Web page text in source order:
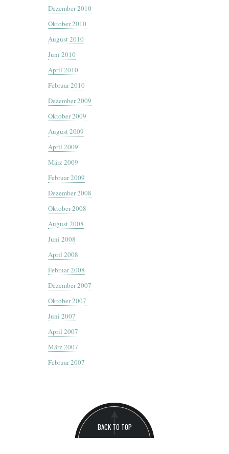
Dezember 2010
Oktober 2010
August 2010
Juni 2010
April 2010
Februar 2010
Dezember 2009
Oktober 2009
August 2009
April 2009
März 2009
Februar 2009
Dezember 2008
Oktober 2008
August 2008
Juni 2008
April 2008
Februar 2008
Dezember 2007
Oktober 2007
Juni 2007
April 2007
März 2007
Februar 2007
BACK TO TOP